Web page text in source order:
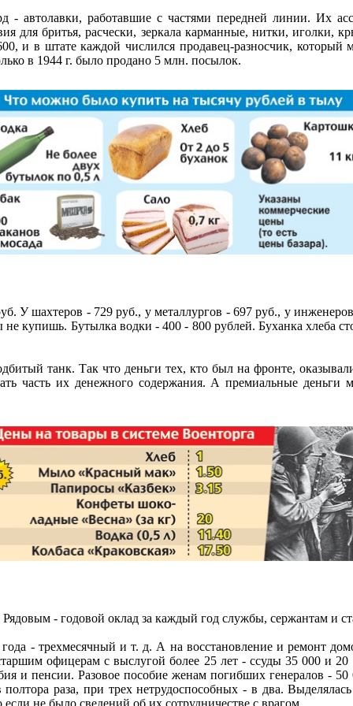
- автолавки, работавшие с частями передней линии. Их
для бритья, расчески, зеркала карманные, нитки,
и в штате каждой числился продавец-разносчик,
в 1944 г. было продано 5 млн. посылок.
У шахтеров - 729 руб., у металлургов - 697 руб., у
купишь. Бутылка водки - 400 - 800 рублей. Буханка хлеба
танк. Так что деньги тех, кто был на фронте,
часть их денежного содержания. А премиальные
- годовой оклад за каждый год службы, сержантам и
- трехмесячный и т. д. А на восстановление и ремонт
офицерам с выслугой более 25 лет - ссуды 35 000 и
и пенсии. Разовое пособие женам погибших генералов -
раза, при трех нетрудоспособных - в два.